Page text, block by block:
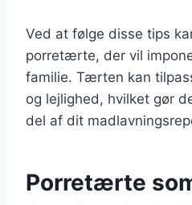
Ved at følge disse tips
porretærte, der vil
familie. Tærten kan
og lejlighed, hvilket gør
del af dit
Porretærte